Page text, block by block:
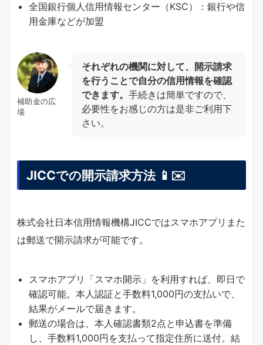
全国銀行個人信用情報センター（KSC）：銀行や信
用金庫などが加盟
補助金の広
場
それぞれの機関に対して、開示請求
を行うことで自分の信用情報を確認
できます。 手続きは簡単ですので、
必要性をお感じの方は是非ご利用下
さい。
JICCでの開示請求方法 📱✉️
株式会社日本信用情報機構JICCではスマホアプリまた
は郵送で開示請求が可能です。
スマホアプリ「スマホ開示」を利用すれば、即日で
確認可能。本人認証と手数料1,000円の支払いで、
結果がメールで届きます。
郵送の場合は、本人確認書類2点と申込書を準備
し、手数料1,000円を支払って指定住所に送付。結